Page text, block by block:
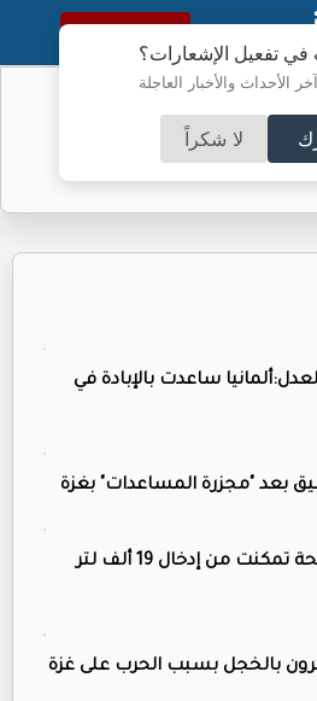
في تفعيل الإشعارات؟
الأحداث والأخبار العاجلة
لا شكراً
النسخة الكاملة
ساعدت بالإبادة في
بعد "مجزرة المساعدات" بغزة
صحة غزة: منظمة الصحة تمكنت من إدخال 19 ألف لتر
بالخجل بسبب الحرب على غزة